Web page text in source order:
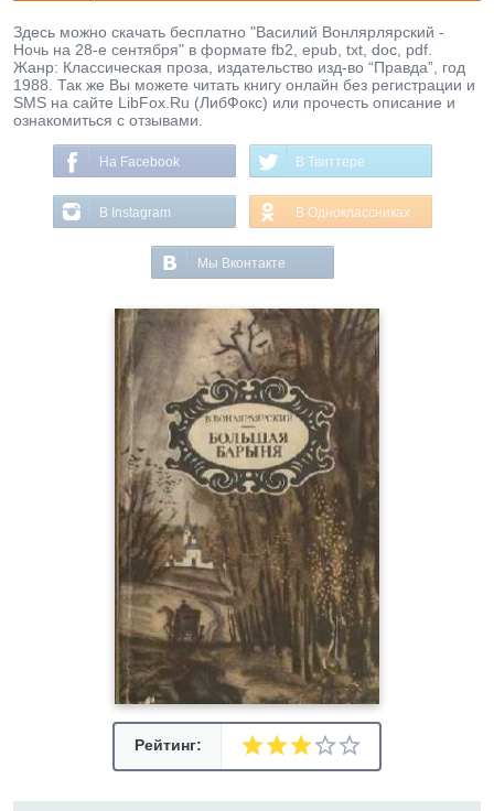
Здесь можно скачать бесплатно "Василий Вонлярлярский -
Ночь на 28-е сентября" в формате fb2, epub, txt, doc, pdf.
Жанр: Классическая проза, издательство изд-во “Правда”, год
1988. Так же Вы можете читать книгу онлайн без регистрации и
SMS на сайте LibFox.Ru (ЛибФокс) или прочесть описание и
ознакомиться с отзывами.
На Facebook В Твиттере
В Instagram В Одноклассниках
Мы Вконтакте
Рейтинг: